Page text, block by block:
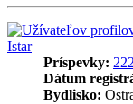
Istar
Príspevky:
Dátum
Bydlisko: